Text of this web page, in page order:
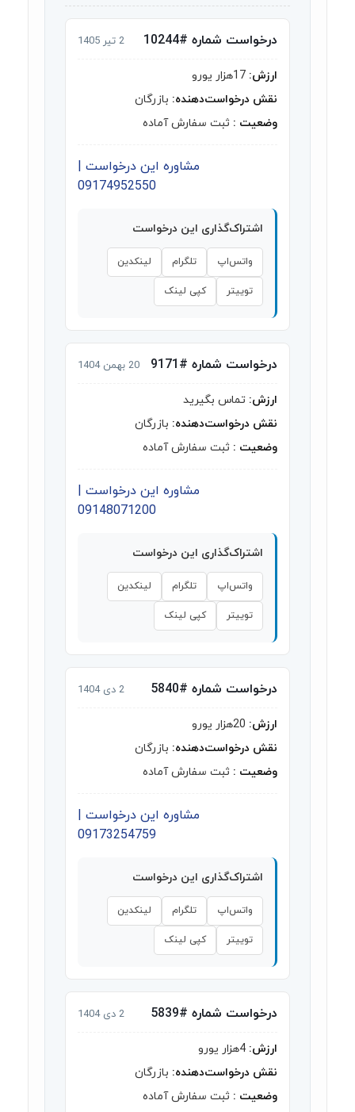
درخواست شماره #10244 2 تیر 1405
ارزش:
نقش درخواست‌دهنده: بازرگان
وضعیت : ثبت سفارش آماده
مشاوره این درخواست |
09174952550
اشتراک‌گذاری این درخواست
واتس‌اپ تلگرام لینکدین
توییتر کپی لینک
درخواست شماره #9171 20 بهمن 1404
ارزش: تماس بگیرید
نقش درخواست‌دهنده: بازرگان
وضعیت : ثبت سفارش آماده
مشاوره این درخواست |
09148071200
اشتراک‌گذاری این درخواست
واتس‌اپ تلگرام لینکدین
توییتر کپی لینک
درخواست شماره #5840 2 دی 1404
ارزش:
نقش درخواست‌دهنده: بازرگان
وضعیت : ثبت سفارش آماده
مشاوره این درخواست |
09173254759
اشتراک‌گذاری این درخواست
واتس‌اپ تلگرام لینکدین
توییتر کپی لینک
درخواست شماره #5839 2 دی 1404
ارزش:
نقش درخواست‌دهنده: بازرگان
وضعیت : ثبت سفارش آماده